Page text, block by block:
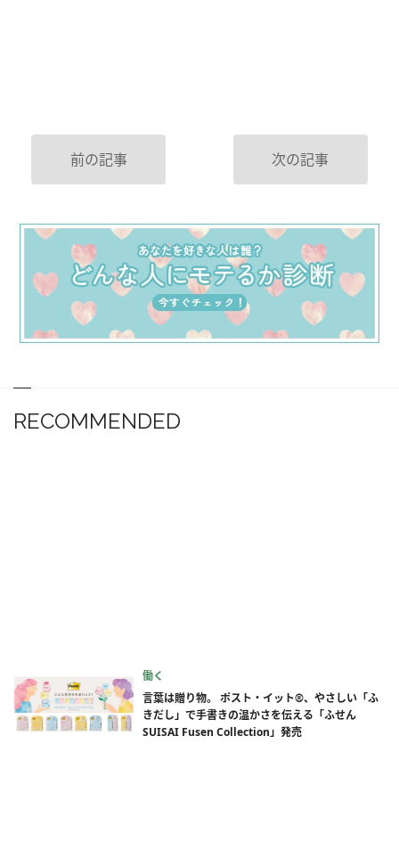
前の記事 次の記事
RECOMMENDED
働く
言葉は贈り物。 ポスト・イット®、やさしい「ふ
きだし」で手書きの温かさを伝える「ふせん
SUISAI Fusen Collection」発売